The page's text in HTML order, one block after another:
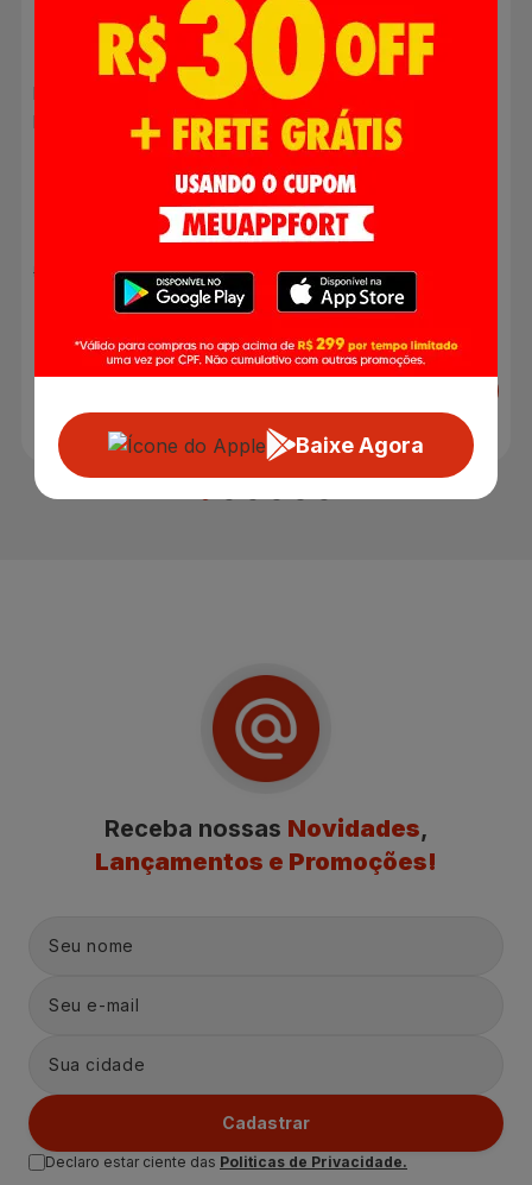
Desodorante Aerosol
Monange Frutas
Vermelhas 200ml
R$ 14,89
R$ 13,99
Mop Alklin Abrasivo
R$ 24,90
Baixe Agora
Receba nossas Novidades,
Lançamentos e Promoções!
Cadastrar
Declaro estar ciente das Politicas de Privacidade.